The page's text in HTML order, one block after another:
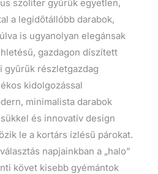
szoliter gyűrűk egyetlen,
a legidőtállóbb darabok,
is ugyanolyan elegánsak
gazdagon díszített
gyűrűk részletgazdag
kidolgozással
minimalista darabok
és innovatív design
le a kortárs ízlésű párokat.
napjainkban a „halo”
követ kisebb gyémántok